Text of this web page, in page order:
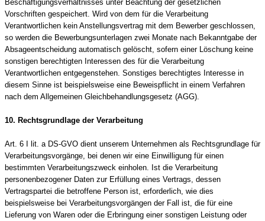
Beschäftigungsverhältnisses unter Beachtung der gesetzlichen
Vorschriften gespeichert. Wird von dem für die Verarbeitung
Verantwortlichen kein Anstellungsvertrag mit dem Bewerber geschlossen,
so werden die Bewerbungsunterlagen zwei Monate nach Bekanntgabe der
Absageentscheidung automatisch gelöscht, sofern einer Löschung keine
sonstigen berechtigten Interessen des für die Verarbeitung
Verantwortlichen entgegenstehen. Sonstiges berechtigtes Interesse in
diesem Sinne ist beispielsweise eine Beweispflicht in einem Verfahren
nach dem Allgemeinen Gleichbehandlungsgesetz (AGG).
10. Rechtsgrundlage der Verarbeitung
Art. 6 I lit. a DS-GVO dient unserem Unternehmen als Rechtsgrundlage für
Verarbeitungsvorgänge, bei denen wir eine Einwilligung für einen
bestimmten Verarbeitungszweck einholen. Ist die Verarbeitung
personenbezogener Daten zur Erfüllung eines Vertrags, dessen
Vertragspartei die betroffene Person ist, erforderlich, wie dies
beispielsweise bei Verarbeitungsvorgängen der Fall ist, die für eine
Lieferung von Waren oder die Erbringung einer sonstigen Leistung oder